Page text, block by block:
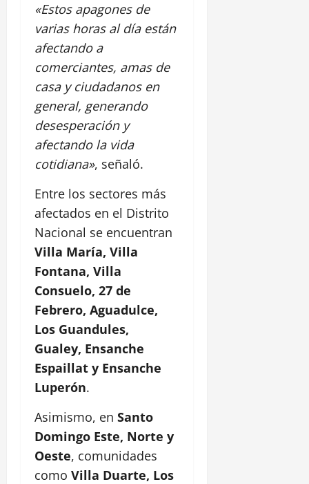
«Estos apagones de
varias horas al día están
afectando a
comerciantes, amas de
casa y ciudadanos en
general, generando
desesperación y
afectando la vida
cotidiana», señaló.
Entre los sectores más
afectados en el Distrito
Nacional se encuentran
Villa María, Villa
Fontana, Villa
Consuelo, 27 de
Febrero, Aguadulce,
Los Guandules,
Gualey, Ensanche
Espaillat y Ensanche
Luperón.
Asimismo, en Santo
Domingo Este, Norte y
Oeste, comunidades
como Villa Duarte, Los